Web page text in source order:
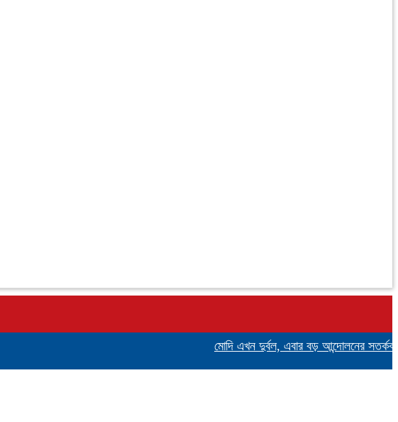
মোদি এখন দুর্বল, এবার বড় আন্দোলনের সতর্কবার্তা